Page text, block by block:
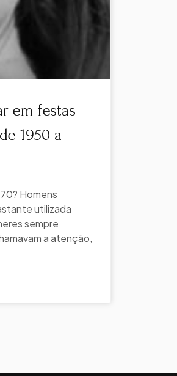
em festas
1950 a
Homens
utilizada
sempre
a atenção,